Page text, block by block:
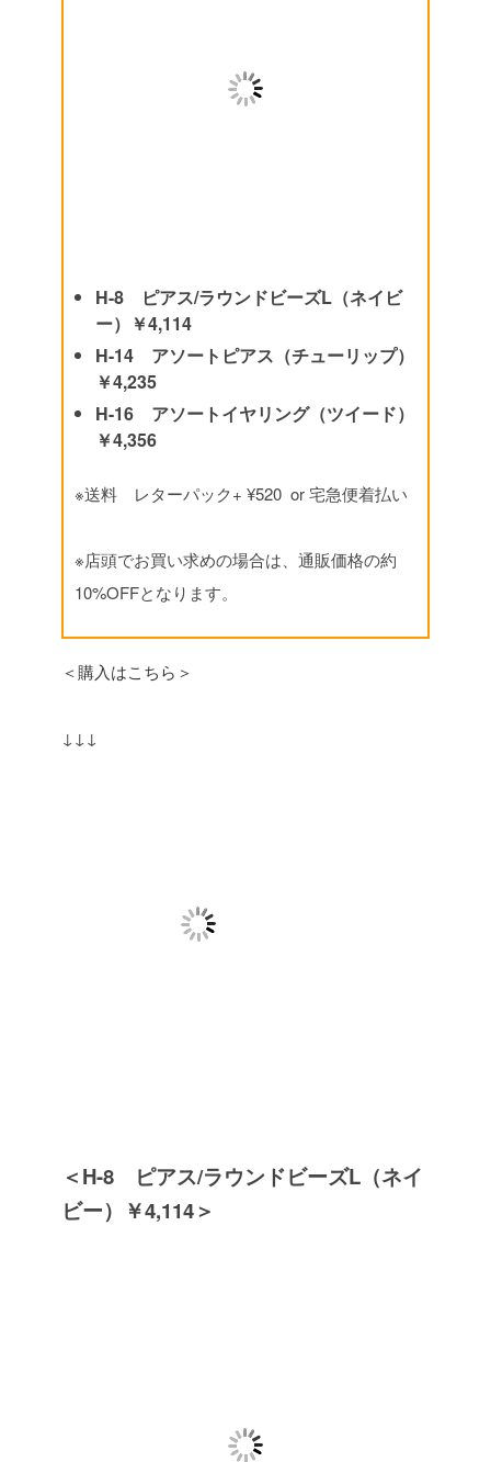
H-8 ピアス/ラウンドビーズL（ネイビ
ー）￥4,114
H-14 アソートピアス（チューリップ）
￥4,235
H-16 アソートイヤリング（ツイード）
￥4,356
※送料 レターパック+ ¥520 or 宅急便着払い
※店頭でお買い求めの場合は、通販価格の約
10%OFFとなります。
＜購入はこちら＞
↓↓↓
＜H-8 ピアス/ラウンドビーズL（ネイ
ビー）￥4,114＞